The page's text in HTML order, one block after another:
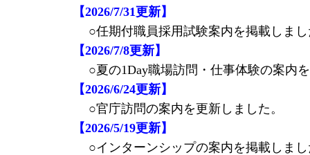
【2026/7/31更新】
○任期付職員採用試験案内を掲載しまし
【2026/7/8更新】
○夏の1Day職場訪問・仕事体験の案内
【2026/6/24更新】
○官庁訪問の案内を更新しました。
【2026/5/19更新】
○インターンシップの案内を掲載しまし